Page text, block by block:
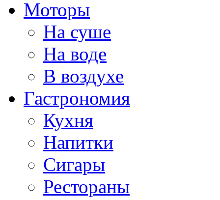
Моторы
На суше
На воде
В воздухе
Гастрономия
Кухня
Напитки
Сигары
Рестораны